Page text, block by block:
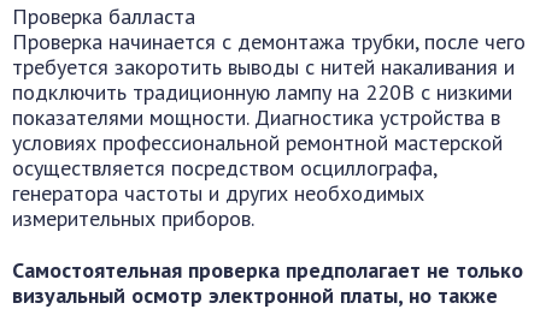
Проверка балласта
Проверка начинается с демонтажа трубки, после чего
требуется закоротить выводы с нитей накаливания и
подключить традиционную лампу на 220В с низкими
показателями мощности. Диагностика устройства в
условиях профессиональной ремонтной мастерской
осуществляется посредством осциллографа,
генератора частоты и других необходимых
измерительных приборов.
Самостоятельная проверка предполагает не только
визуальный осмотр электронной платы, но также